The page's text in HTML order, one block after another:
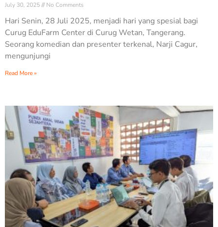
July 30, 2025 No Comments
Hari Senin, 28 Juli 2025, menjadi hari yang spesial bagi
Curug EduFarm Center di Curug Wetan, Tangerang.
Seorang komedian dan presenter terkenal, Narji Cagur,
mengunjungi
Read More »